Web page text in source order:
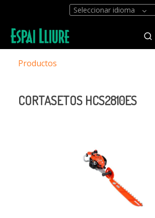
Seleccionar idioma
Productos
CORTASETOS HCS2810ES